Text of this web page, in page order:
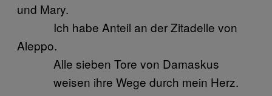
und Mary.
Ich habe Anteil an der Zitadelle von
Aleppo.
Alle sieben Tore von Damaskus
weisen ihre Wege durch mein Herz.